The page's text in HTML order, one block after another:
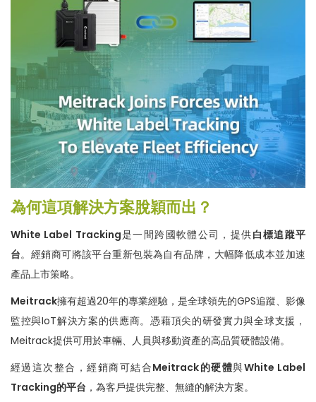
為何這項解決方案脫穎而出 ？
White Label Tracking是一間跨國軟體公司，提供白標追蹤平
台。經銷商可將該平台重新包裝為自有品牌，大幅降低成本並加速
產品上市策略。
Meitrack擁有超過20年的專業經驗，是全球領先的GPS追蹤、影像
監控與IoT解決方案的供應商。憑藉頂尖的研發實力與全球支援，
Meitrack提供可用於車輛、人員與移動資產的高品質硬體設備。
經過這次整合，經銷商可結合Meitrack的硬體與White Label
Tracking的平台 ，為客戶提供完整、無縫的解決方案。